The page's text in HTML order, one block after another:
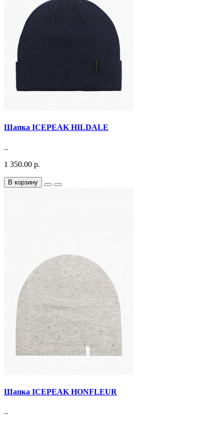
Шапка ICEPEAK HILDALE
..
1 350.00 р.
В корзину
Шапка ICEPEAK HONFLEUR
..